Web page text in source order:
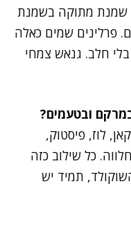
שמנת מתוקה בשמנת
פרלינים שמים כאלה
חלב. גנאש צמחי
לוז, פיסטוק,
כל שילוב כזה
תמיד יש